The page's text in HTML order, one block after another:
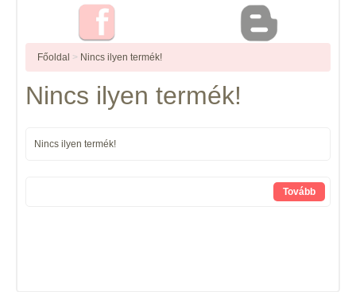
Főoldal > Nincs ilyen termék!
Nincs ilyen termék!
Nincs ilyen termék!
Tovább